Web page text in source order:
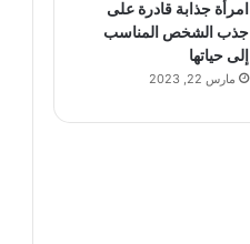
امرأة جذابة قادرة على
جذب الشخص المناسب
إلى حياتها
مارس 22, 2023